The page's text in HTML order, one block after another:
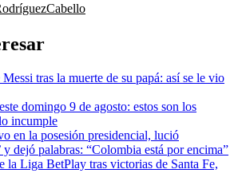
Cabello
tras la muerte de su papá: así se le vio
domingo 9 de agosto: estos son los
incumple
en la posesión presidencial, lució
y dejó palabras: “Colombia está por encima”
la Liga BetPlay tras victorias de Santa Fe,